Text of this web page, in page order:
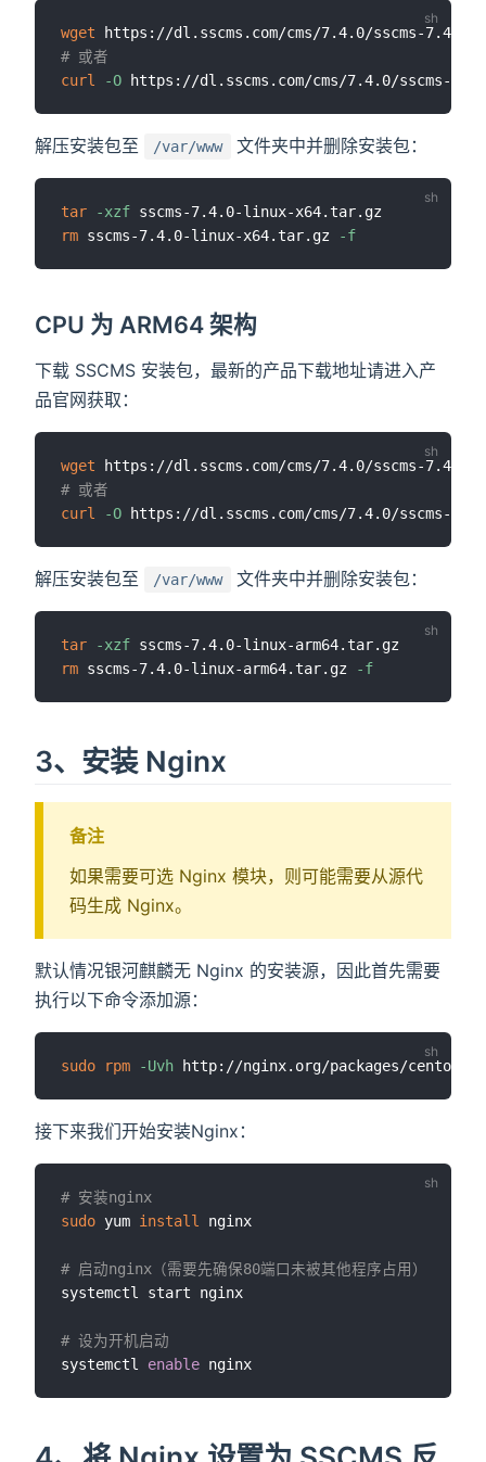
wget
# 或者
curl
-O
解压安装包至 /var/www 文件夹中并删除安装包：
tar -xzf
rm sscms-7.4.0-linux-x64.tar.gz -f
CPU 为 ARM64 架构
下载 SSCMS 安装包，最新的产品下载地址请进入产
品官网获取：
wget
# 或者
curl
-O
解压安装包至 /var/www 文件夹中并删除安装包：
tar -xzf
rm sscms-7.4.0-linux-arm64.tar.gz -f
3、安装 Nginx
备注
如果需要可选 Nginx 模块，则可能需要从源代
码生成 Nginx。
默认情况银河麒麟无 Nginx 的安装源，因此首先需要
执行以下命令添加源：
sudo rpm -Uvh
接下来我们开始安装Nginx：
# 安装nginx
sudo yum install nginx
# 启动nginx（需要先确保80端口未被其他程序占用）
systemctl start nginx
# 设为开机启动
systemctl enable